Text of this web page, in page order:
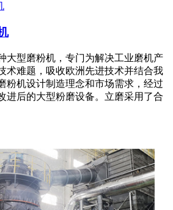
大型磨粉机，专门为解决工业磨机产
术难题，吸收欧洲先进技术并结合我
粉机设计制造理念和市场需求，经过
进后的大型粉磨设备。立磨采用了合